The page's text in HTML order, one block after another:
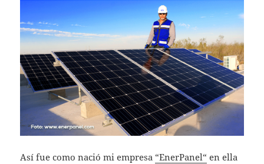
Así fue como nació mi empresa “EnerPanel“ en ella